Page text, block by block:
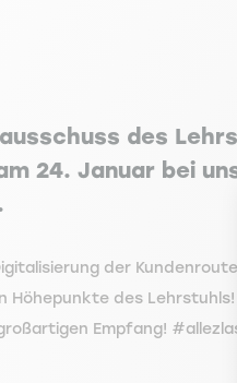
des
24. Januar bei
der
Höhepunkte des
Empfang!